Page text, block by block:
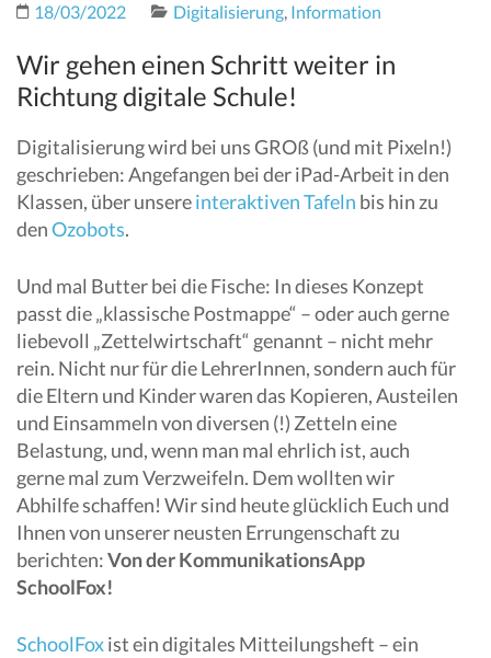
18/03/2022 Digitalisierung, Information
Wir gehen einen Schritt weiter in
Richtung digitale Schule!
Digitalisierung wird bei uns GROß (und mit Pixeln!)
geschrieben: Angefangen bei der iPad-Arbeit in den
Klassen, über unsereinteraktiven Tafeln bis hin zu
denOzobots.
Und mal Butter bei die Fische: In dieses Konzept
passt die „klassische Postmappe“ – oder auch gerne
liebevoll „Zettelwirtschaft“ genannt – nicht mehr
rein. Nicht nur für die LehrerInnen, sondern auch für
die Eltern und Kinder waren das Kopieren, Austeilen
und Einsammeln von diversen (!) Zetteln eine
Belastung, und, wenn man mal ehrlich ist, auch
gerne mal zum Verzweifeln. Dem wollten wir
Abhilfe schaffen! Wir sind heute glücklich Euch und
Ihnen von unserer neusten Errungenschaft zu
berichten:Von der KommunikationsApp
SchoolFox!
SchoolFoxist ein digitales Mitteilungsheft – ein